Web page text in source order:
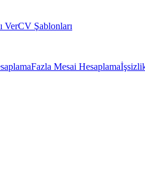
VerCV Şablonları
Fazla Mesai Hesaplama